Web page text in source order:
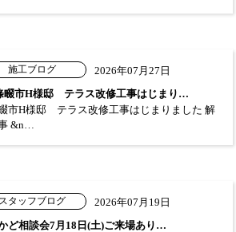
施工ブログ
2026年07月27日
畷市H様邸 テラス改修工事はじまり…
市H様邸 テラス改修工事はじまりました 解
&n…
スタッフブログ
2026年07月19日
ど相談会7月18日(土)ご来場あり…